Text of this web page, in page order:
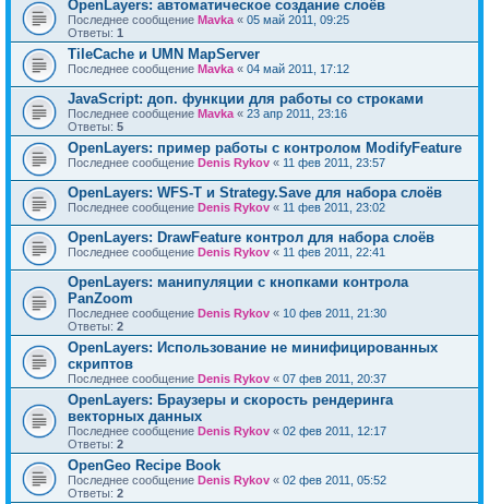
OpenLayers: автоматическое создание слоёв
Последнее сообщение Mavka « 05 май 2011, 09:25
Ответы: 1
TileCache и UMN MapServer
Последнее сообщение Mavka « 04 май 2011, 17:12
JavaScript: доп. функции для работы со строками
Последнее сообщение Mavka « 23 апр 2011, 23:16
Ответы: 5
OpenLayers: пример работы с контролом ModifyFeature
Последнее сообщение Denis Rykov « 11 фев 2011, 23:57
OpenLayers: WFS-T и Strategy.Save для набора слоёв
Последнее сообщение Denis Rykov « 11 фев 2011, 23:02
OpenLayers: DrawFeature контрол для набора слоёв
Последнее сообщение Denis Rykov « 11 фев 2011, 22:41
OpenLayers: манипуляции с кнопками контрола
PanZoom
Последнее сообщение Denis Rykov « 10 фев 2011, 21:30
Ответы: 2
OpenLayers: Использование не минифицированных
скриптов
Последнее сообщение Denis Rykov « 07 фев 2011, 20:37
OpenLayers: Браузеры и скорость рендеринга
векторных данных
Последнее сообщение Denis Rykov « 02 фев 2011, 12:17
Ответы: 2
OpenGeo Recipe Book
Последнее сообщение Denis Rykov « 02 фев 2011, 05:52
Ответы: 2